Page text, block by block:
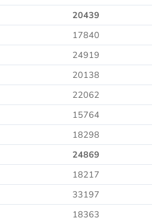
20439
17840
24919
20138
22062
15764
18298
24869
18217
33197
18363